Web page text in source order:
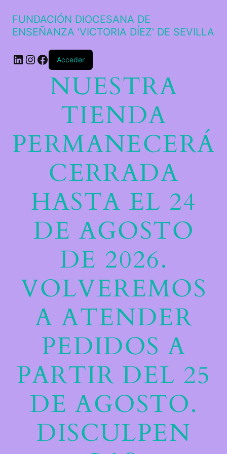
FUNDACIÓN DIOCESANA DE
ENSEÑANZA 'VICTORIA DÍEZ' DE SEVILLA
LinkedIn
Instagram
Facebook
Acceder
NUESTRA
TIENDA
PERMANECERÁ
CERRADA
HASTA EL 24
DE AGOSTO
DE 2026.
VOLVEREMOS
A ATENDER
PEDIDOS A
PARTIR DEL 25
DE AGOSTO.
DISCULPEN